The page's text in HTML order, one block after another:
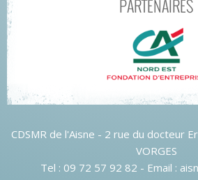
PARTENAIRES
CDSMR de l'Aisne - 2 rue du docteur
VORGES
Tel : 09 72 57 92 82 - Email :